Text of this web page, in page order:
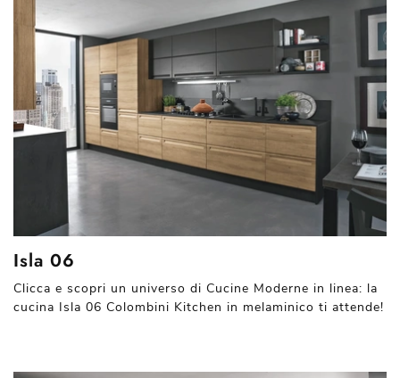
Isla 06
Clicca e scopri un universo di Cucine Moderne in linea: la
cucina Isla 06 Colombini Kitchen in melaminico ti attende!